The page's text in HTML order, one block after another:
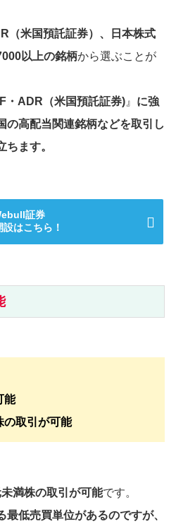
（米国預託証券）、日本株式
以上の銘柄から選ぶことが
・ADR（米国預託証券) 』 に強
の高配当関連銘柄などを取引し
ます。
証券
設はこちら！
能
の取引が可能
満株の取引が可能です。
低売買単位があるのですが、